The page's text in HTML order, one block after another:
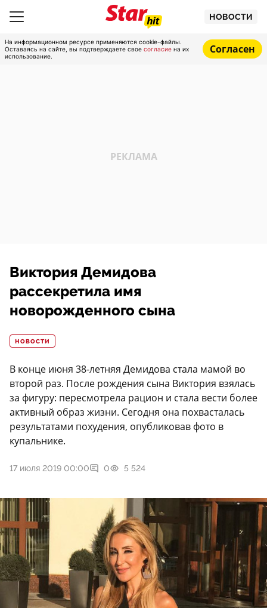
НОВОСТИ
На информационном ресурсе применяются cookie-файлы.
Оставаясь на сайте, вы подтверждаете свое согласие на их
использование.
Согласен
Виктория Демидова
рассекретила имя
новорожденного сына
НОВОСТИ
В конце июня 38-летняя Демидова стала мамой во
второй раз. После рождения сына Виктория взялась
за фигуру: пересмотрела рацион и стала вести более
активный образ жизни. Сегодня она похвасталась
результатами похудения, опубликовав фото в
купальнике.
17 июля 2019 00:00 0 5 524